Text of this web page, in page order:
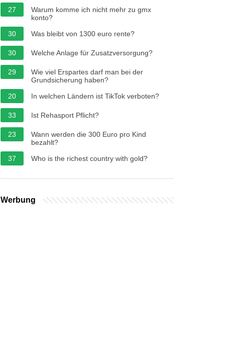
27
Warum komme ich nicht mehr zu gmx
konto?
30
Was bleibt von 1300 euro rente?
30 Welche Anlage für Zusatzversorgung?
29
Wie viel Erspartes darf man bei der
Grundsicherung haben?
20
In welchen Ländern ist TikTok verboten?
33 Ist Rehasport Pflicht?
23
Wann werden die 300 Euro pro Kind
bezahlt?
37
Who is the richest country with gold?
Werbung